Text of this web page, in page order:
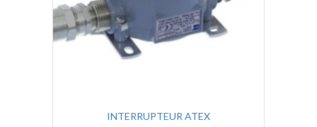
INTERRUPTEUR ATEX